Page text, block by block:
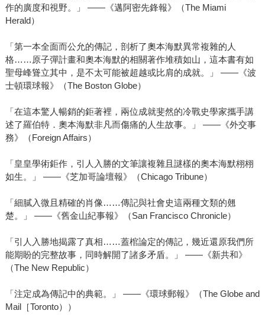
作的廣度和視野。」 ——《邁阿密先鋒報》（The Miami
Herald）
「第一本全面而公允的傳記，剖析了奧本海默異常複雜的人
格……原子彈計畫和奧本海默的相關著作堆積如山，這本書有如
聖母峰聳立其中，是不太可能被超越或比肩的成就。」 ——《波
士頓環球報》（The Boston Globe）
「在這本驚人暢銷的鉅著裡，兩位成就斐然的冷戰史學家攜手講
述了羅伯特．奧本海默非凡而傷痛的人生故事。」 ——《外交事
務》（Foreign Affairs）
「皇皇學術鉅作，引人入勝的文筆讓複雜且謎樣的奧本海默栩栩
如生。」 ——《芝加哥論壇報》（Chicago Tribune）
「細膩入微且精確的肖像……傳記與社會史這兩種文類的翹
楚。」 ——《舊金山紀事報》（San Francisco Chronicle）
「引人入勝地揭露了真相……蓋棺論定的傳記，幾近還原我們所
能期盼的完整故事，同時解開了諸多矛盾。」 ——《新共和》
（The New Republic）
「注定成為傳記中的典範。」 ——《環球郵報》（The Globe and
Mail［Toronto））